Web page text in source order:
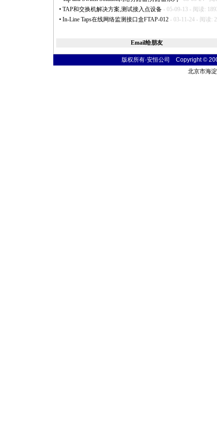
• TAP和交换机解决方案,测试接入点设备 - 05-09-13 - 阅读:
• In-Line Taps在线网络监测接口盒FTAP-012 - 03-11-24 - 阅读:
Email给朋友
版权所有·安恒公司 Copyright ©
北京市海